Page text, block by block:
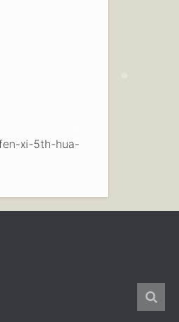
xi-5th-hua-